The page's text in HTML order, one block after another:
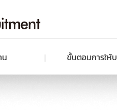
น ขั้นตอนการให้